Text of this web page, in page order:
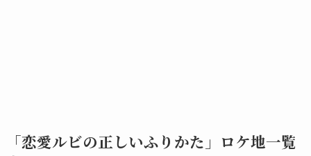
「恋愛ルビの正しいふりかた」ロケ地一覧